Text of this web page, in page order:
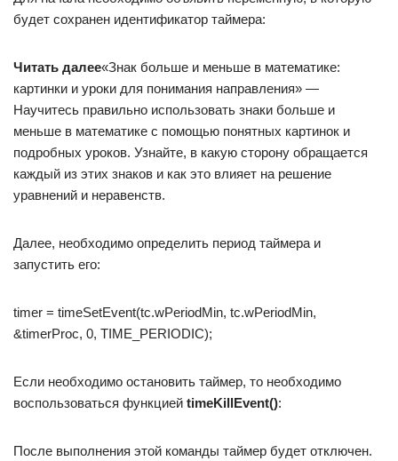
будет сохранен идентификатор таймера:
Читать далее«Знак больше и меньше в математике:
картинки и уроки для понимания направления» —
Научитесь правильно использовать знаки больше и
меньше в математике с помощью понятных картинок и
подробных уроков. Узнайте, в какую сторону обращается
каждый из этих знаков и как это влияет на решение
уравнений и неравенств.
Далее, необходимо определить период таймера и
запустить его:
timer = timeSetEvent(tc.wPeriodMin, tc.wPeriodMin,
&timerProc, 0, TIME_PERIODIC);
Если необходимо остановить таймер, то необходимо
воспользоваться функцией timeKillEvent():
После выполнения этой команды таймер будет отключен.